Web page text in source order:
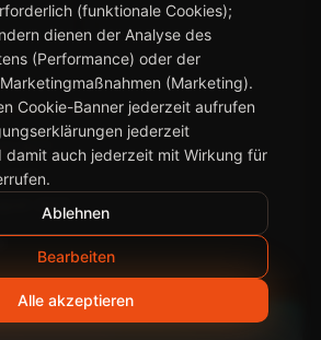
Valley
2027
2027
2027
(funktionale Cookies);
dienen der Analyse des
(Performance) oder der
(Marketing).
Cookie-Banner jederzeit aufrufen
jederzeit
damit auch jederzeit mit Wirkung für
Ablehnen
Bearbeiten
Alle akzeptieren